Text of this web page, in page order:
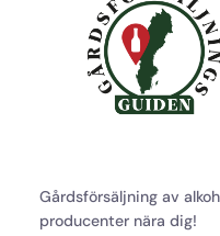
Gårdsförsäljning av
producenter nära dig!